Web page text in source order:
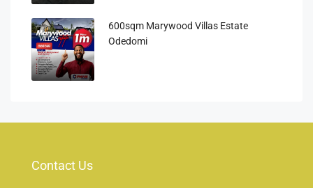
600sqm Marywood Villas Estate
Odedomi
Contact Us